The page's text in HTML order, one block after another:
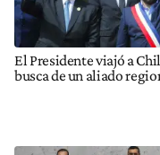
El Presidente viajó a
busca de un aliado